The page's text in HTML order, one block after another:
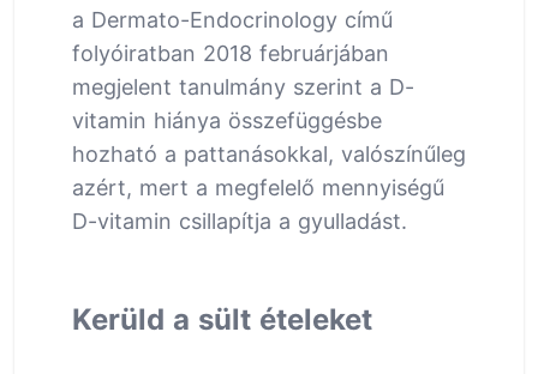
a Dermato-Endocrinology című
folyóiratban 2018 februárjában
megjelent tanulmány szerint a D-
vitamin hiánya összefüggésbe
hozható a pattanásokkal, valószínűleg
azért, mert a megfelelő mennyiségű
D-vitamin csillapítja a gyulladást.
Kerüld a sült ételeket